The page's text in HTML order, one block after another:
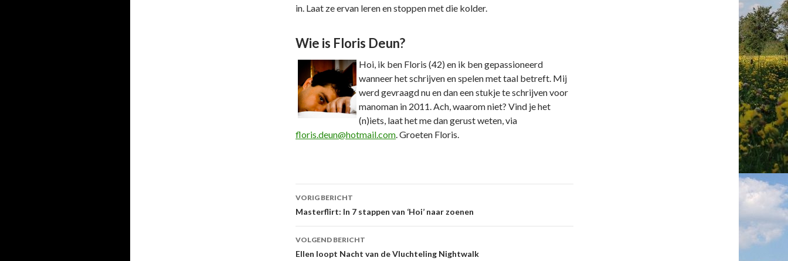
in. Laat ze ervan leren en stoppen met die kolder.
Wie is Floris Deun?
Hoi, ik ben Floris (42) en ik ben gepassioneerd
wanneer het schrijven en spelen met taal betreft. Mij
werd gevraagd nu en dan een stukje te schrijven voor
manoman in 2011. Ach, waarom niet? Vind je het
(n)iets, laat het me dan gerust weten, via
floris.deun@hotmail.com. Groeten Floris.
Berichtnavigatie
VORIG BERICHT
Masterflirt: In 7 stappen van ‘Hoi’ naar zoenen
VOLGEND BERICHT
Ellen loopt Nacht van de Vluchteling Nightwalk